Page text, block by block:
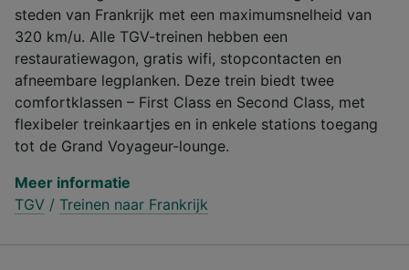
steden van Frankrijk met een maximumsnelheid van
320 km/u. Alle TGV-treinen hebben een
restauratiewagon, gratis wifi, stopcontacten en
afneembare legplanken. Deze trein biedt twee
comfortklassen – First Class en Second Class, met
flexibeler treinkaartjes en in enkele stations toegang
tot de Grand Voyageur-lounge.
Meer informatie
TGV / Treinen naar Frankrijk